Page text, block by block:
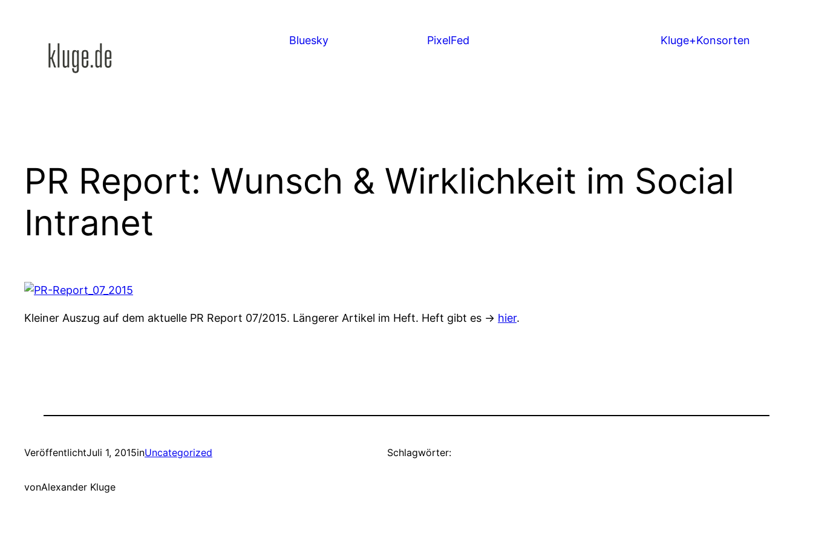
springen
Bluesky PixelFed Kluge+Konsorten
PR Report: Wunsch & Wirklichkeit im Social
Intranet
Kleiner Auszug auf dem aktuelle PR Report 07/2015. Längerer Artikel im Heft. Heft gibt es -> hier.
VeröffentlichtJuli 1, 2015inUncategorized
vonAlexander Kluge
Schlagwörter: